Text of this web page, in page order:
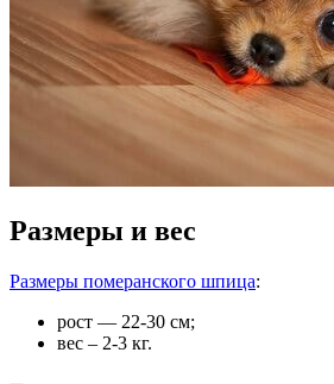
Размеры и вес
Размеры померанского шпица:
рост — 22-30 см;
вес – 2-3 кг.